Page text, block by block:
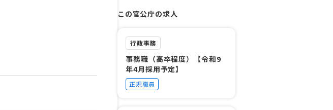
この官公庁の求人
行政事務
事務職（高卒程度）【令和9
年4月採用予定】
正規職員